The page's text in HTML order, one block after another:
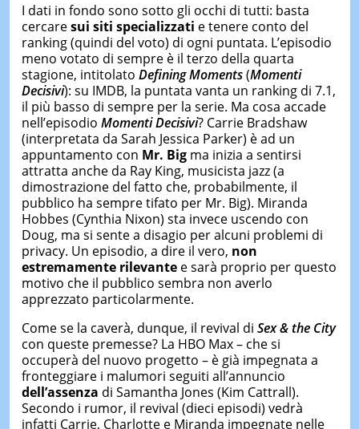
I dati in fondo sono sotto gli occhi di tutti: basta
cercaresui siti specializzati e tenere conto del
ranking (quindi del voto) di ogni puntata. L’episodio
meno votato di sempre è il terzo della quarta
stagione, intitolato Defining Moments(Momenti
Decisivi): su IMDB, la puntata vanta un ranking di 7.1,
il più basso di sempre per la serie. Ma cosa accade
nell’episodio Momenti Decisivi? Carrie Bradshaw
(interpretata da Sarah Jessica Parker) è ad un
appuntamento con Mr. Bigma inizia a sentirsi
attratta anche da Ray King, musicista jazz (a
dimostrazione del fatto che, probabilmente, il
pubblico ha sempre tifato per Mr. Big). Miranda
Hobbes (Cynthia Nixon) sta invece uscendo con
Doug, ma si sente a disagio per alcuni problemi di
privacy. Un episodio, a dire il vero, non
estremamente rilevantee sarà proprio per questo
motivo che il pubblico sembra non averlo
apprezzato particolarmente.
Come se la caverà, dunque, il revival di Sex & the City
con queste premesse? La HBO Max – che si
occuperà del nuovo progetto – è già impegnata a
fronteggiare i malumori seguiti all’annuncio
dell’assenza di Samantha Jones (Kim Cattrall).
Secondo i rumor, il revival (dieci episodi) vedrà
infatti Carrie, Charlotte e Miranda impegnate nelle